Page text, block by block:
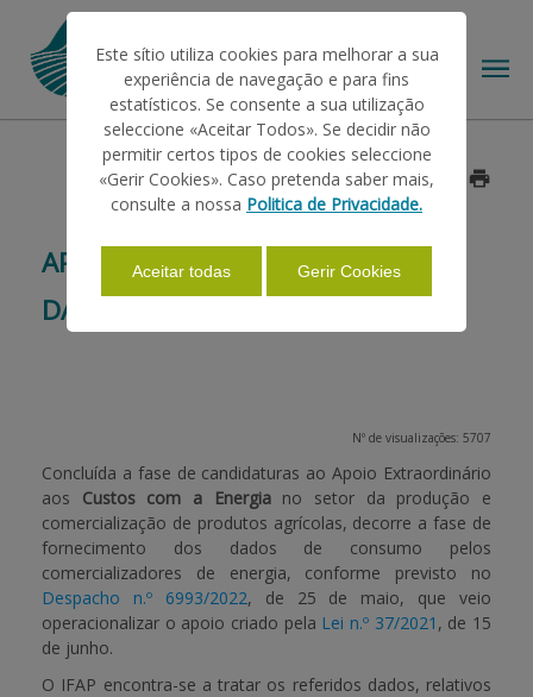
AJUDAS/APOIOS
INFORMAÇÕES
PAGAMENTOS
APOIO AO BENEFICIÁRIO
APOIO CUSTOS DE ENERGIA –
DADOS DE CONSUMO
Data: 2022/08/29
Nº de visualizações: 5707
Concluída a fase de candidaturas ao Apoio Extraordinário
aos Custos com a Energiano setor da produção e
comercialização de produtos agrícolas, decorre a fase de
fornecimento dos dados de consumo pelos
comercializadores de energia, conforme previsto no
Despacho n.º 6993/2022, de 25 de maio, que veio
operacionalizar o apoio criado pela Lei n.º 37/2021 , de 15
de junho.
O IFAP encontra-se a tratar os referidos dados, relativos
Este sítio utiliza cookies para melhorar a sua
experiência de navegação e para fins
estatísticos. Se consente a sua utilização
seleccione «Aceitar Todos». Se decidir não
permitir certos tipos de cookies seleccione
«Gerir Cookies». Caso pretenda saber mais,
consulte a nossa Politica de Privacidade.
Aceitar todas Gerir Cookies